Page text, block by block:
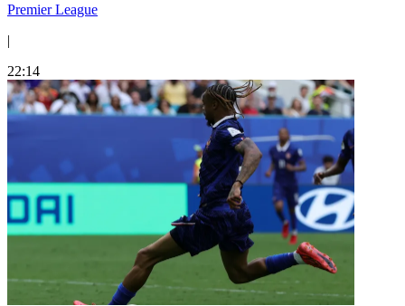
Premier League
|
22:14